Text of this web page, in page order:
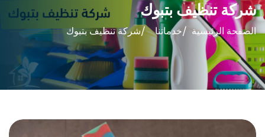
شركة تنظيف بتبوك
الصفحة الرئيسية خدماتنا شركة تنظيف بتبوك